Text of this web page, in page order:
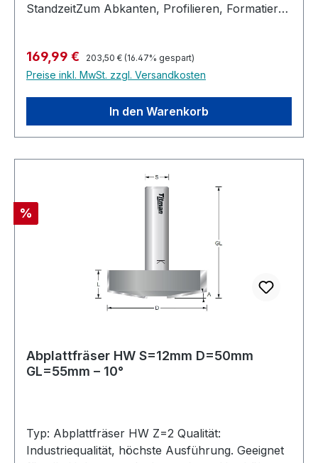
StandzeitZum Abkanten, Profilieren, Formatieren
orschub Industriequalität, höchste
AusführungGeeignet für alle Holzsorten, im
besonderen Harthölzer, MDF, Multiplex, bedingt
auch in Kunststoffe und belegte
Materialien.Abkantprofilfräser HW Z=2Maximal
Verkaufspreis:
169,99 € Regulärer Preis:
203,50 € (16.47% gespart)
Preise inkl. MwSt. zzgl. Versandkosten
In den Warenkorb
Rabatt
%
Abplattfräser HW S=12mm D=50mm
GL=55mm – 10°
Typ: Abplattfräser HW Z=2 Qualität:
Industriequalität, höchste Ausführung. Geeignet